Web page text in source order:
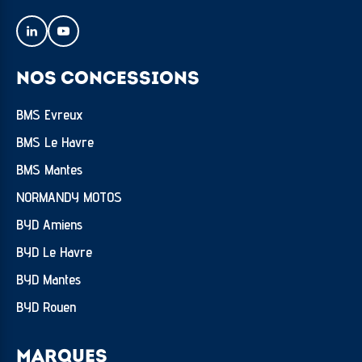
Airbags rideaux
Allumage des phares automatique
Antipatinage
Appel d'Assistance Localisé
Appel d'Urgence Localisé
Assistance de maintien de trajectoire
Bacs de portes arrière
Bacs de portes avant
Banquette 1/3-2/3
Banquette AR rabattable
NOS CONCESSIONS
BMS Evreux
BMS Le Havre
BMS Mantes
NORMANDY MOTOS
BYD Amiens
BYD Le Havre
BYD Mantes
BYD Rouen
MARQUES